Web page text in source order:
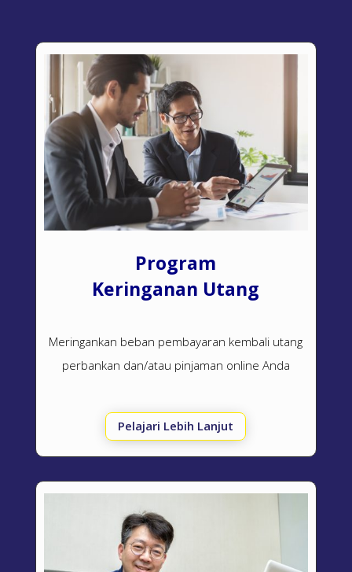
Program
Keringanan Utang
Meringankan beban pembayaran kembali utang
perbankan dan/atau pinjaman online Anda
Pelajari Lebih Lanjut